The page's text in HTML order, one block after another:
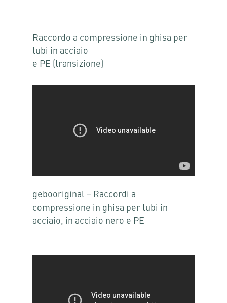
Raccordo a compressione in ghisa per
tubi in acciaio
e PE (transizione)
gebooriginal – Raccordi a
compressione in ghisa per tubi in
acciaio, in acciaio nero e PE